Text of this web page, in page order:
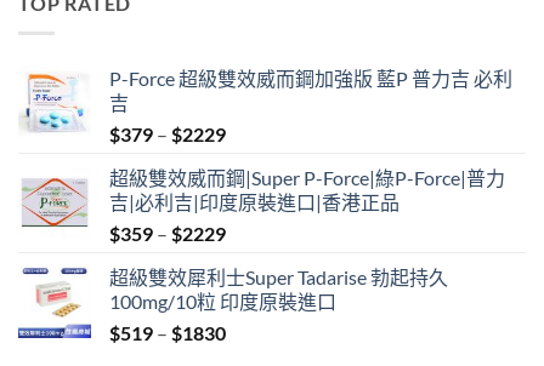
P-Force 超級雙效威而鋼加強版 藍P 普力吉 必利
吉
$379 – $2229Price
$379
through
$2229
超級雙效威而鋼|Super P-Force|綠P-Force|普力
吉|必利吉|印度原裝進口|香港正品
$359 – $2229Price
$359
through
$2229
超級雙效犀利士Super Tadarise 勃起持久
100mg/10粒 印度原裝進口
$519 – $1830Price